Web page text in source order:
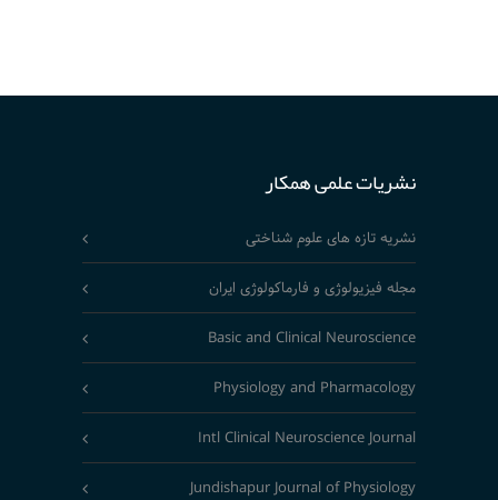
نشریات علمی همکار
نشریه تازه های علوم شناختی
مجله فیزیولوژی و فارماکولوژی ایران
Basic and Clinical Neuroscience
Physiology and Pharmacology
Intl Clinical Neuroscience Journal
Jundishapur Journal of Physiology